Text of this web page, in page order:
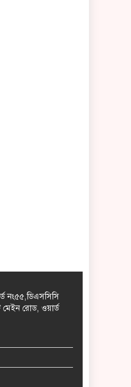
নং৫৫,ডিএসসিসি
মেইন রোড, ওয়ার্ড